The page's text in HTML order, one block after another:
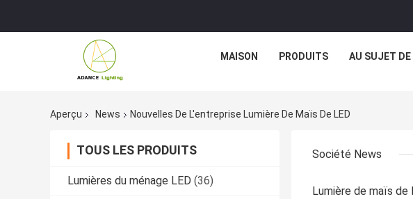
MAISON PRODUITS AU SUJET DE
Aperçu News Nouvelles De L'entreprise Lumière De Maïs De LED
TOUS LES PRODUITS
Lumières du ménage LED (36)
Société News
Lumière de maïs de